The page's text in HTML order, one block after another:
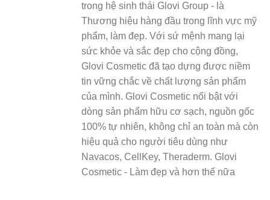
trong hệ sinh thái Glovi Group - là
Thương hiệu hàng đầu trong lĩnh vực mỹ
phẩm, làm đẹp. Với sứ mệnh mang lại
sức khỏe và sắc đẹp cho cộng đồng,
Glovi Cosmetic đã tạo dựng được niềm
tin vững chắc về chất lượng sản phẩm
của mình. Glovi Cosmetic nổi bật với
dòng sản phẩm hữu cơ sạch, nguồn gốc
100% tự nhiên, không chỉ an toàn mà còn
hiệu quả cho người tiêu dùng như
Navacos, CellKey, Theraderm. Glovi
Cosmetic - Làm đẹp và hơn thế nữa